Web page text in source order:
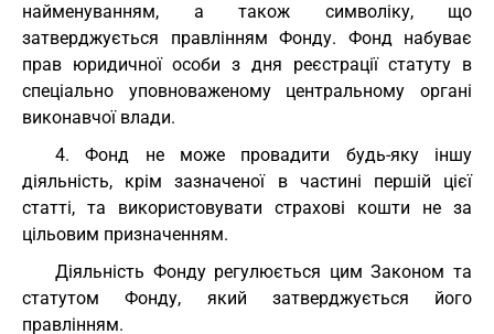
найменуванням, а також символіку, що
затверджується правлінням Фонду. Фонд набуває
прав юридичної особи з дня реєстрації статуту в
спеціально уповноваженому центральному органі
виконавчої влади.
4. Фонд не може провадити будь-яку іншу
діяльність, крім зазначеної в частині першій цієї
статті, та використовувати страхові кошти не за
цільовим призначенням.
Діяльність Фонду регулюється цим Законом та
статутом Фонду, який затверджується його
правлінням.